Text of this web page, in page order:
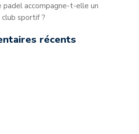
padel accompagne-t-elle un
sportif ?
récents